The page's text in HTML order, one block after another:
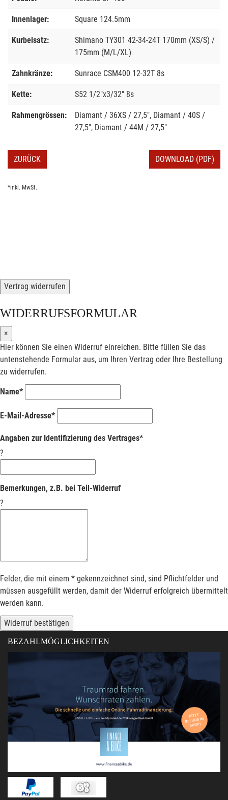
Innenlager: Square 124.5mm
Kurbelsatz:
Shimano TY301 42-34-24T 170mm (XS/S) /
175mm (M/L/XL)
Zahnkränze: Sunrace CSM400 12-32T 8s
Kette: S52 1/2"x3/32" 8s
Rahmengrössen:
Diamant / 36XS / 27,5", Diamant / 40S /
27,5", Diamant / 44M / 27,5"
ZURÜCK DOWNLOAD (PDF)
*inkl. MwSt.
Vertrag widerrufen
WIDERRUFSFORMULAR
×
Hier können Sie einen Widerruf einreichen. Bitte füllen Sie das
untenstehende Formular aus, um Ihren Vertrag oder Ihre Bestellung
zu widerrufen.
Name*
E-Mail-Adresse*
Angaben zur Identifizierung des Vertrages*
?
Bemerkungen, z.B. bei Teil-Widerruf
?
Felder, die mit einem * gekennzeichnet sind, sind Pflichtfelder und
müssen ausgefüllt werden, damit der Widerruf erfolgreich übermittelt
werden kann.
Widerruf bestätigen
BEZAHLMÖGLICHKEITEN